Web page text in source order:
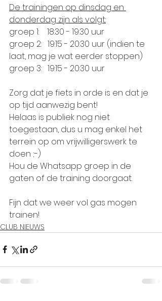
De trainingen op dinsdag en
donderdag zijn als volgt:
groep 1:    18:30 - 19:30 uur
groep 2:   19:15 - 20:30 uur (indien te
laat, mag je wat eerder stoppen)
groep 3:   19:15 - 20:30 uur
Zorg dat je fiets in orde is en dat je
op tijd aanwezig bent!
Helaas is publiek nog niet
toegestaan, dus u mag enkel het
terrein op om vrijwilligerswerk te
doen ;-)
Hou de Whatsapp groep in de
gaten of de training doorgaat.
Fijn dat we weer vol gas mogen
trainen!
CLUB NIEUWS